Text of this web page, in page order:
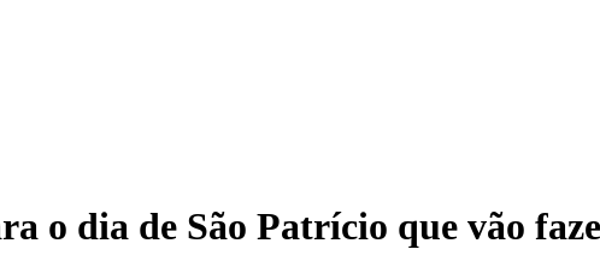
o dia de São Patrício que vão